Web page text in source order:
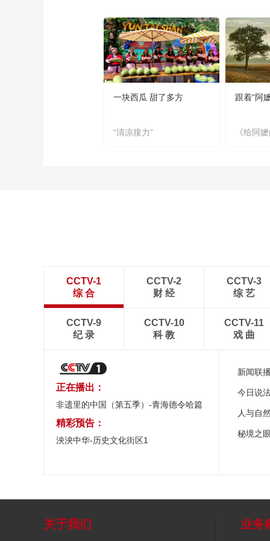
一块西瓜 甜了多方
“清凉接力”
跟着“阿
《给阿
CCTV-1
综 合
CCTV-2
财 经
CCTV-3
综 艺
CCTV-9
纪 录
CCTV-10
科 教
CCTV-11
戏 曲
正在播出：
非遗里的中国（第五季）-青海德令哈篇
精彩预告：
泱泱中华-历史文化街区1
新闻联
今日说
人与自
秘境之
关于我们 业务